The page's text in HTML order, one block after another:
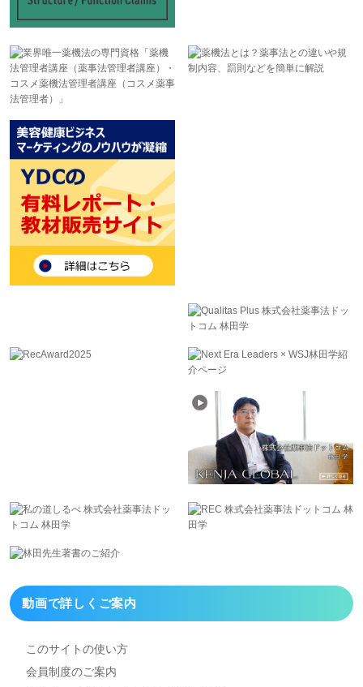
動画で詳しくご案内
このサイトの使い方
会員制度のご案内